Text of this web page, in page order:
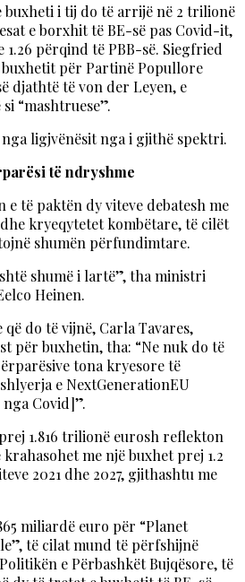
buxheti i tij do të arrijë në 2 trilionë
e borxhit të BE-së pas Covid-it,
përqind të PBB-së. Siegfried
për Partinë Popullore
djathtë të von der Leyen, e
“mashtruese”.
ligjvënësit nga i gjithë spektri.
të ndryshme
të paktën dy viteve debatesh me
kryeqytetet kombëtare, të cilët
shumën përfundimtare.
shumë i lartë”, tha ministri
Heinen.
që do të vijnë, Carla Tavares,
për buxhetin, tha: “Ne nuk do të
tona kryesore të
e NextGenerationEU
Covid]”.
1.816 trilionë eurosh reflekton
me një buxhet prej 1.2
2021 dhe 2027, gjithashtu me
miliardë euro për “Planet
të cilat mund të përfshijnë
e Përbashkët Bujqësore, të